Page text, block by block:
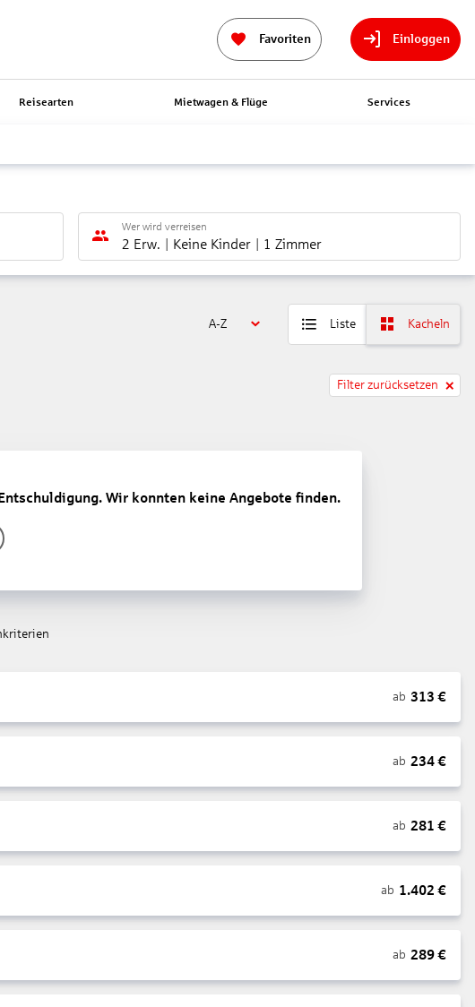
Favoriten Einloggen
Reisearten Mietwagen & Flüge Services
Wer wird verreisen
2 Erw. Keine Kinder 1 Zimmer
A-Z Liste Kacheln
Filter zurücksetzen
Wir konnten keine Angebote finden.
ab 313 €
ab 234€
ab 281 €
ab 1.402 €
ab 289€